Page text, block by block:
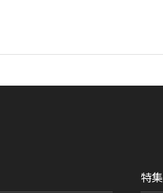
特集